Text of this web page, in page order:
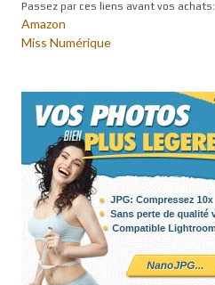
Passez par ces liens avant vos achats:
Amazon
Miss Numérique